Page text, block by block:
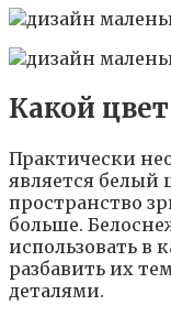
Какой
Практически
является белый
пространство
больше.
использовать в
разбавить их
деталями.